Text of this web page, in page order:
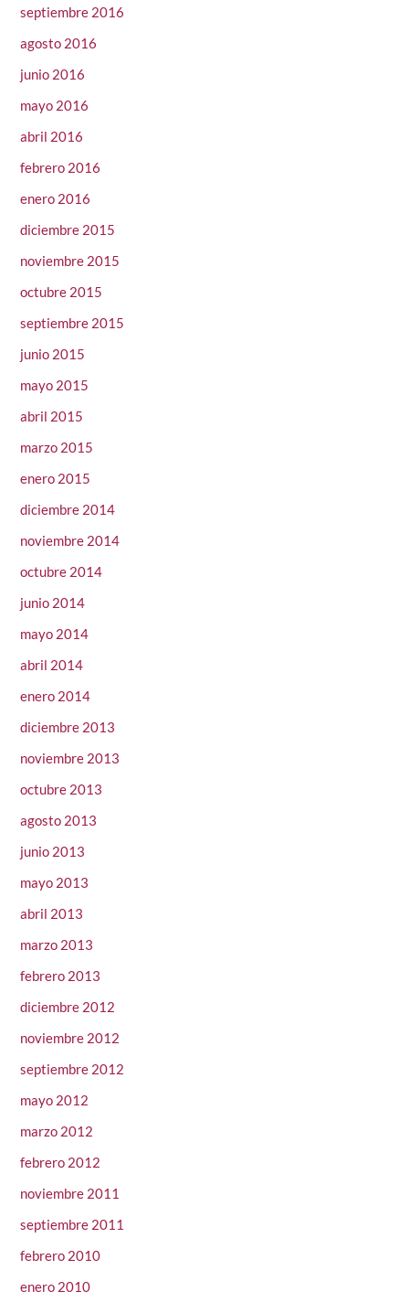
septiembre 2016
agosto 2016
junio 2016
mayo 2016
abril 2016
febrero 2016
enero 2016
diciembre 2015
noviembre 2015
octubre 2015
septiembre 2015
junio 2015
mayo 2015
abril 2015
marzo 2015
enero 2015
diciembre 2014
noviembre 2014
octubre 2014
junio 2014
mayo 2014
abril 2014
enero 2014
diciembre 2013
noviembre 2013
octubre 2013
agosto 2013
junio 2013
mayo 2013
abril 2013
marzo 2013
febrero 2013
diciembre 2012
noviembre 2012
septiembre 2012
mayo 2012
marzo 2012
febrero 2012
noviembre 2011
septiembre 2011
febrero 2010
enero 2010